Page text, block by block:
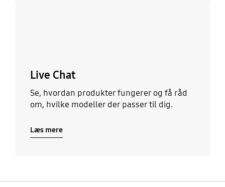
Live Chat
Se, hvordan produkter fungerer og få råd
om, hvilke modeller der passer til dig.
Læs mere